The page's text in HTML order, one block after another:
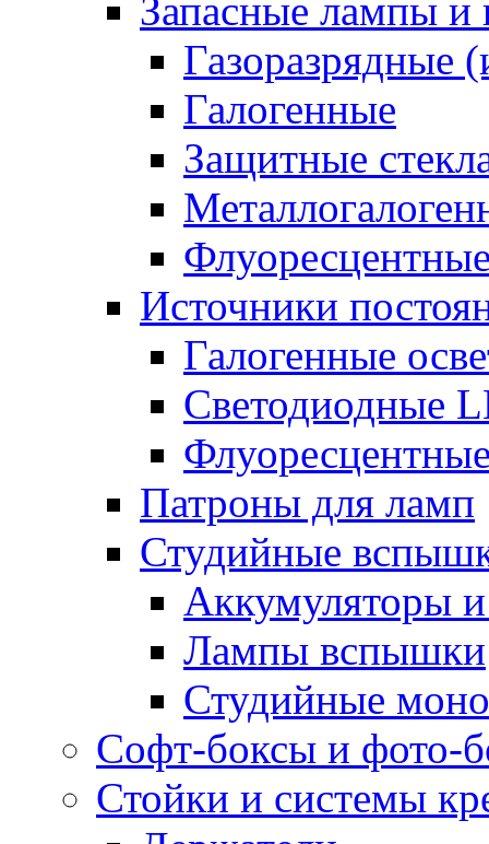
Запасные лампы и
Газоразрядные
Галогенные
Защитные
Источники
Галогенные
Светодиодные
Патроны для ламп
Студийные
Аккумуляторы
Лампы вспышки
Студийные
Софт-боксы и фото-
Стойки и системы